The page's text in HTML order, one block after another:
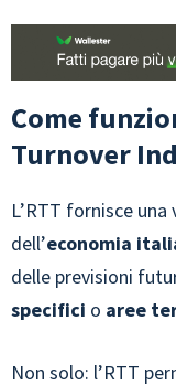
Come
Turnover
L’RTT fornisce
dell’economia
delle previsioni
specifici o aree
Non solo: l’RTT